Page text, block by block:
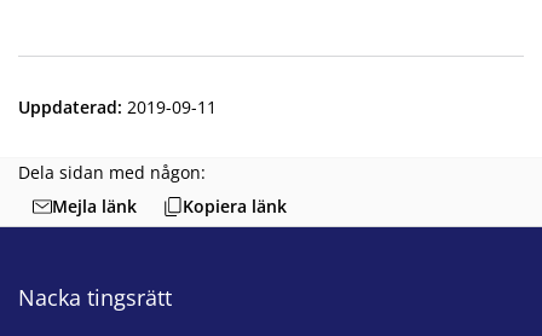
Uppdaterad: 2019-09-11
Dela sidan med någon:
Mejla länk
Kopiera länk
Nacka tingsrätt